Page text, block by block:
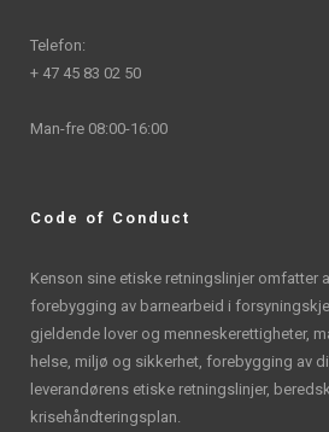
Telefon:
+ 47 45 83 02 50
Man-fre 08:00-16:00
Code of Conduct
Kenson sine etiske retningslinjer omfatter
forebygging av barnearbeid i
gjeldende lover og menneskerettigheter,
helse, miljø og sikkerhet, forebygging av
leverandørens etiske retningslinjer,
krisehåndteringsplan.